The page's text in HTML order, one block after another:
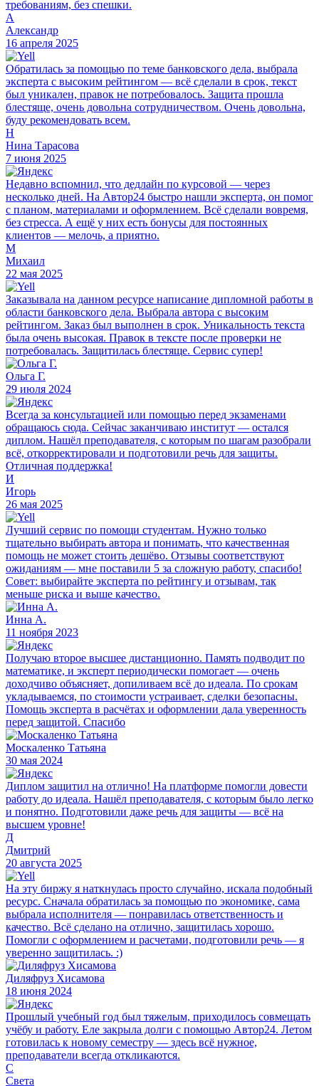
требованиям, без спешки.
А
Александр
16 апреля 2025
Обратилась за помощью по теме банковского дела, выбрала
эксперта с высоким рейтингом — всё сделали в срок, текст
был уникален, правок не потребовалось. Защита прошла
блестяще, очень довольна сотрудничеством. Очень довольна,
буду рекомендовать всем.
Н
Нина Тарасова
7 июня 2025
Недавно вспомнил, что дедлайн по курсовой — через
несколько дней. На Автор24 быстро нашли эксперта, он помог
с планом, материалами и оформлением. Всё сделали вовремя,
без стресса. А ещё у них есть бонусы для постоянных
клиентов — мелочь, а приятно.
М
Михаил
22 мая 2025
Заказывала на данном ресурсе написание дипломной работы в
области банковского дела. Выбрала автора с высоким
рейтингом. Заказ был выполнен в срок. Уникальность текста
была очень высокая. Правок в тексте после проверки не
потребовалась. Защитилась блестяще. Сервис супер!
Ольга Г.
29 июля 2024
Всегда за консультацией или помощью перед экзаменами
обращаюсь сюда. Сейчас заканчиваю институт — остался
диплом. Нашёл преподавателя, с которым по шагам разобрали
всё, откорректировали и подготовили речь для защиты.
Отличная поддержка!
И
Игорь
26 мая 2025
Лучший сервис по помощи студентам. Нужно только
тщательно выбирать автора и понимать, что качественная
помощь не может стоить дешёво. Отзывы соответствуют
ожиданиям — мне поставили 5 за сложную работу, спасибо!
Совет: выбирайте эксперта по рейтингу и отзывам, так
меньше риска и выше качество.
Инна А.
11 ноября 2023
Получаю второе высшее дистанционно. Память подводит по
математике, и эксперт периодически помогает — очень
доходчиво объясняет, допиливаем всё до идеала. По срокам
укладываемся, по стоимости устраивает, сделки безопасны.
Помощь эксперта в расчётах и оформлении дала уверенность
перед защитой. Спасибо
Москаленко Татьяна
30 мая 2024
Диплом защитил на отлично! На платформе помогли довести
работу до идеала. Нашёл преподавателя, с которым было легко
и понятно. Подготовили даже речь для защиты — всё на
высшем уровне!
Д
Дмитрий
20 августа 2025
На эту биржу я наткнулась просто случайно, искала подобный
ресурс. Сначала обратилась за помощью по экономике, сама
выбрала исполнителя — понравилась ответственность и
качество. Всё сделано на отлично, защитилась хорошо.
Помогли с оформлением и расчетами, подготовили речь — я
уверенно защитилась. :)
Диляфруз Хисамова
18 июня 2024
Прошлый учебный год был тяжелым, приходилось совмещать
учёбу и работу. Еле закрыла долги с помощью Автор24. Летом
готовилась к новому семестру — здесь всё нужное,
преподаватели всегда откликаются.
С
Света